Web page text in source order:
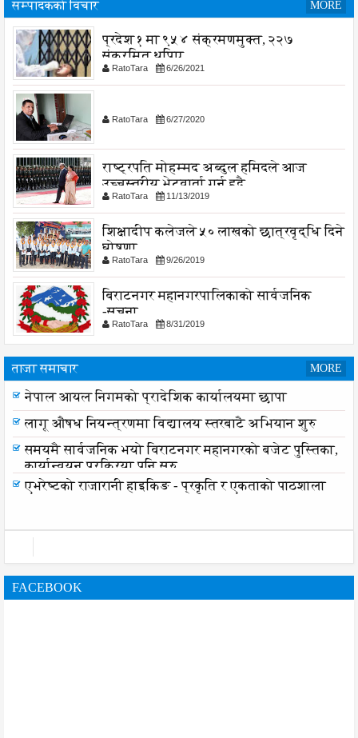
सम्पादकको विचार MORE
प्रदेश १ मा ९५४ संक्रमणमुक्त, २२७
संक्रमित थपिए
RatoTara 6/26/2021
RatoTara 6/27/2020
राष्ट्रपति मोहम्मद अब्दुल हमिदले आज
उच्चस्तरीय भेटवार्ता गर्नु हुदै,
RatoTara 11/13/2019
शिक्षादीप कलेजले ५० लाखको छात्रवृद्धि दिने
घोषणा
RatoTara 9/26/2019
बिराटनगर महानगरपालिकाको सार्वजनिक
-सुचना
RatoTara 8/31/2019
ताजा समाचार MORE
नेपाल आयल निगमको प्रादेशिक कार्यालयमा छापा
लागू औषध नियन्त्रणमा विद्यालय स्तरबाटै अभियान शुरु
समयमै सार्वजनिक भयो विराटनगर महानगरको बजेट पुस्तिका,
कार्यान्वयन प्रक्रिया पनि सुरु
एभरेष्टको राजारानी हाइकिङ - प्रकृति र एकताको पाठशाला
FACEBOOK